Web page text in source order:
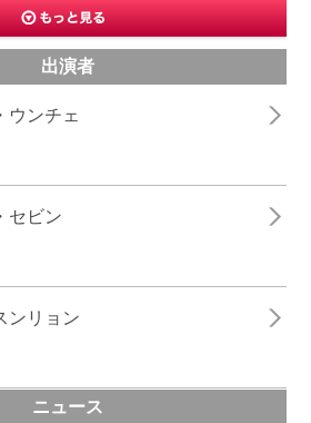
出演者
ウンチェ
セビン
ンリョン
ニュース